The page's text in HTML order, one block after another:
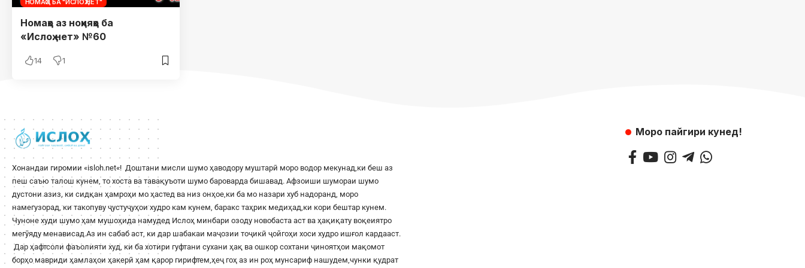
Номаҳо аз ноҳияҳо ба
«Ислоҳ.нет» №60
14 1
Хонандаи гиромии «isloh.net«! Доштани мисли шумо ҳаводору муштарӣ моро водор мекунад,ки беш аз
пеш саъю талош кунем, то хоста ва тавақуъоти шумо бароварда бишавад. Афзоиши шумораи шумо
дустони азиз, ки сидқан ҳамроҳи мо ҳастед ва низ онҳое,ки ба мо назари хуб надоранд, моро
намегузорад, ки такопуву ҷустуҷуҳои худро кам кунем, баракс таҳрик медиҳад,ки кори бештар кунем.
Чуноне худи шумо ҳам мушоҳида намудед Ислоҳ минбари озоду новобаста аст ва ҳақиқату воқеиятро
мегӯяду менависад.Аз ин сабаб аст, ки дар шабакаи маҷозии тоҷикӣ ҷойгоҳи хоси худро ишғол кардааст.
Дар ҳафтсоли фаъолияти худ, ки ба хотири гуфтани сухани ҳақ ва ошкор сохтани ҷиноятҳои мақомот
борҳо мавриди ҳамлаҳои ҳакерӣ ҳам қарор гирифтем,ҳеҷ гоҳ аз ин роҳ мунсариф нашудем,чунки қудрат
Моро пайгири кунед!